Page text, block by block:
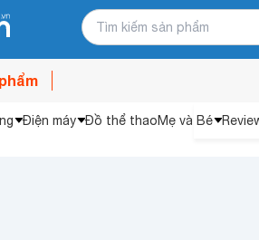
Điện máy Đồ thể thaoMẹ và Bé